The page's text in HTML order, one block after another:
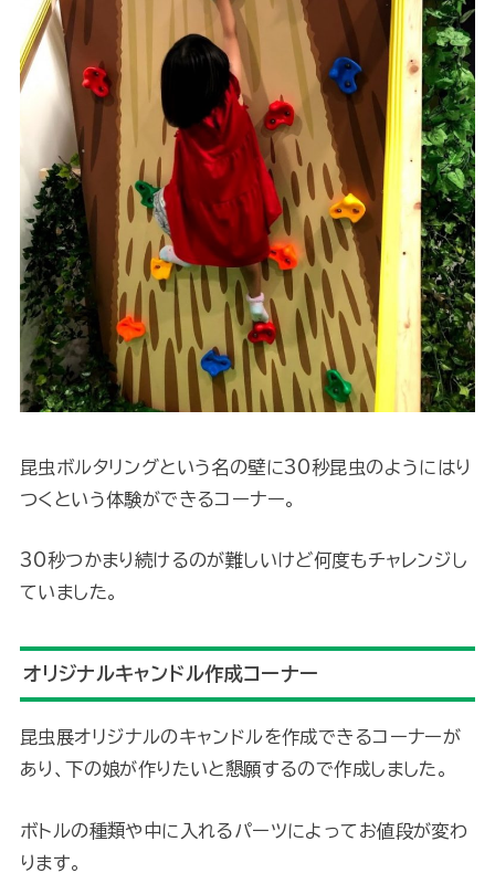
昆虫ボルタリングという名の壁に30秒昆虫のようにはり
つくという体験ができるコーナー。
30秒つかまり続けるのが難しいけど何度もチャレンジし
ていました。
オリジナルキャンドル作成コーナー
昆虫展オリジナルのキャンドルを作成できるコーナーが
あり、下の娘が作りたいと懇願するので作成しました。
ボトルの種類や中に入れるパーツによってお値段が変わ
ります。